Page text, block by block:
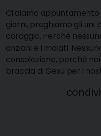
Ci diamo appuntamento
giorni, preghiamo gli uni
coraggio. Perché
anziani e i malati.
consolazione, perché
braccia di Gesù per i